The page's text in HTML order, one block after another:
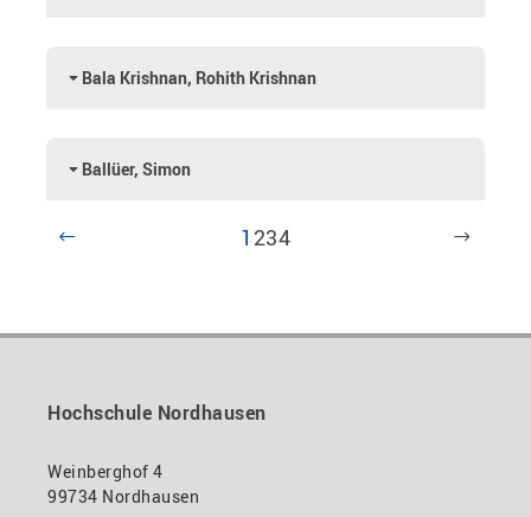
Bala Krishnan, Rohith Krishnan
Ballüer, Simon
1 234
Hochschule Nordhausen
Weinberghof 4
99734 Nordhausen